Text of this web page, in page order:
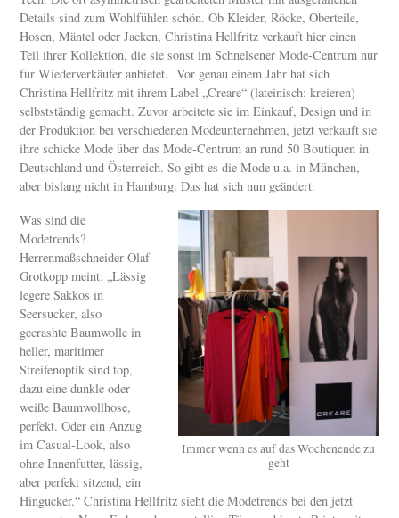
Details sind zum Wohlfühlen schön. Ob Kleider, Röcke, Oberteile,
Hosen, Mäntel oder Jacken, Christina Hellfritz verkauft hier einen
Teil ihrer Kollektion, die sie sonst im Schnelsener Mode-Centrum nur
für Wiederverkäufer anbietet. Vor genau einem Jahr hat sich
Christina Hellfritz mit ihrem Label „Creare“ (lateinisch: kreieren)
selbstständig gemacht. Zuvor arbeitete sie im Einkauf, Design und in
der Produktion bei verschiedenen Modeunternehmen, jetzt verkauft sie
ihre schicke Mode über das Mode-Centrum an rund 50 Boutiquen in
Deutschland und Österreich. So gibt es die Mode u.a. in München,
aber bislang nicht in Hamburg. Das hat sich nun geändert.
Immer wenn es auf das Wochenende zu
geht
Was sind die
Modetrends?
Herrenmaßschneider Olaf
Grotkopp meint: „Lässig
legere Sakkos in
Seersucker, also
gecrashte Baumwolle in
heller, maritimer
Streifenoptik sind top,
dazu eine dunkle oder
weiße Baumwollhose,
perfekt. Oder ein Anzug
im Casual-Look, also
ohne Innenfutter, lässig,
aber perfekt sitzend, ein
Hingucker.“ Christina Hellfritz sieht die Modetrends bei den jetzt